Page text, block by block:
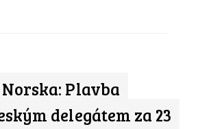
Plavba
delegátem za 23